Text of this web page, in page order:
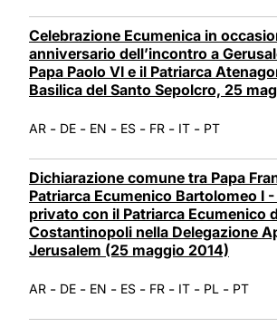
Celebrazione Ecumenica in
anniversario dell’incontro a
Papa Paolo VI e il Patriarca
Basilica del Santo Sepolcro, 25
AR - DE - EN - ES - FR - IT - PT
Dichiarazione comune tra Papa
Patriarca Ecumenico Bartolomeo I
privato con il Patriarca Ecumenico
Costantinopoli nella Delegazione
Jerusalem (25 maggio 2014)
AR - DE - EN - ES - FR - IT - PL - PT